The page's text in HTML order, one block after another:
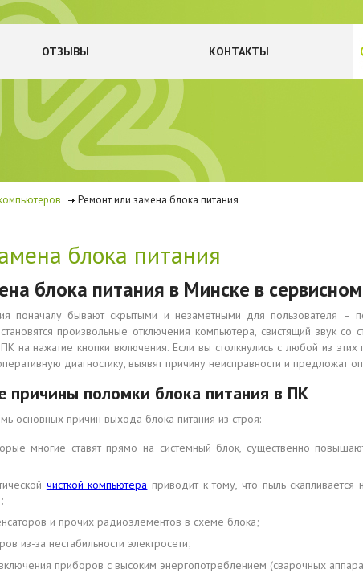
ОТЗЫВЫ КОНТАКТЫ
Ремонт или замена блока питания
блока питания
блока питания в Минске в
поначалу бывают скрытыми и незаметными для пользователя
произвольные отключения компьютера, свистящий звук
ПК на нажатие кнопки включения. Если вы столкнулись с любой из
диагностику, выявят причину неисправности и предложат
причины поломки блока питания в ПК
основных причин выхода блока питания из строя:
многие ставят прямо на системный блок, существенно
чисткой компьютера приводит к тому, что пыль
и прочих радиоэлементов в схеме блока;
из-за нестабильности электросети;
приборов с высоким энергопотреблением (сварочных